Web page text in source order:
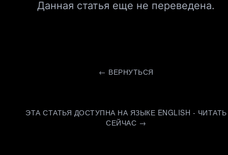
Данная статья еще не переведена.
← ВЕРНУТЬСЯ
ЭТА СТАТЬЯ ДОСТУПНА НА ЯЗЫКЕ ENGLISH - ЧИТАТЬ
СЕЙЧАС →